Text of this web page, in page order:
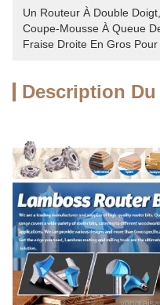
Un Routeur À Double Doigt
Coupe-Mousse À Queue
Fraise Droite En Gros Pour
Description